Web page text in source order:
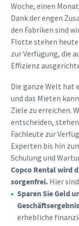
Woche, einen
Dank der engen
den Fabriken sind
Flotte stehen
zur Verfügung, die
Effizienz
Die ganze Welt hat
und das Mieten
Ziele zu erreichen.
entscheiden,
Fachleute zur
Experten bis hin
Schulung und
Copco Rental wird
sorgenfrei. Hier
Sparen Sie Geld
erhebliche